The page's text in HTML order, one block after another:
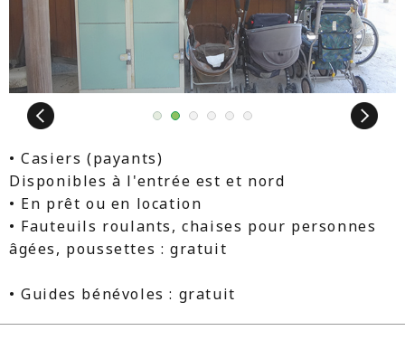
Next
2 3 4 5 6
• Casiers (payants)
Disponibles à l'entrée est et nord
• En prêt ou en location
• Fauteuils roulants, chaises pour personnes
âgées, poussettes : gratuit
• Guides bénévoles : gratuit